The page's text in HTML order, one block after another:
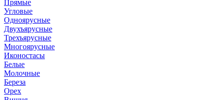
Прямые
Угловые
Одноярусные
Двухъярусные
Трехъярусные
Многоярусные
Иконостасы
Белые
Молочные
Береза
Орех